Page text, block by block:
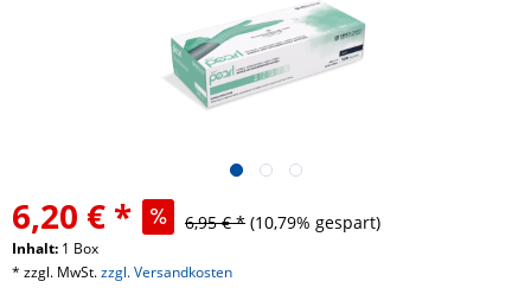
6,20 € * 6,95 € * (10,79% gespart)
Inhalt: 1 Box
* zzgl. MwSt.zzgl. Versandkosten